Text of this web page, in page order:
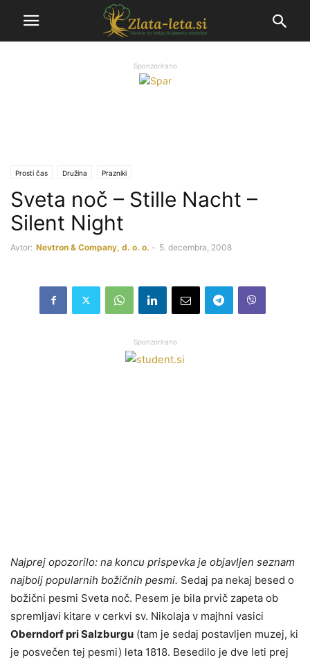
Sponzorirano
Prosti čas Družina Prazniki
Sveta noč – Stille Nacht –
Silent Night
Avtor: Nevtron & Company, d. o. o. - 5. decembra, 2008
Sponzorirano
Najprej opozorilo: na koncu prispevka je objavljen seznam
najbolj popularnih božičnih pesmi. Sedaj pa nekaj besed o
božični pesmi Sveta noč. Pesem je bila prvič zapeta ob
spremljavi kitare v cerkvi sv. Nikolaja v majhni vasici
Oberndorf pri Salzburgu (tam je sedaj postavljen muzej, ki
je posvečen tej pesmi) leta 1818. Besedilo je dve leti prej